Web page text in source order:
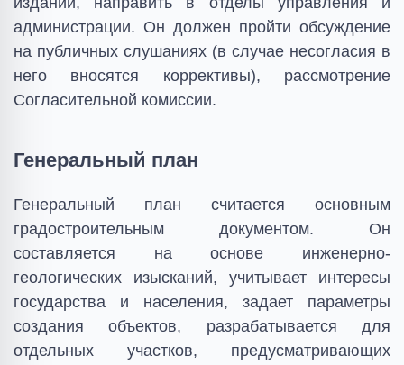
администрации. Он должен пройти обсуждение
на публичных слушаниях (в случае несогласия в
него вносятся коррективы), рассмотрение
Согласительной комиссии.
Генеральный план
Генеральный план считается основным
градостроительным документом. Он
составляется на основе инженерно-
геологических изысканий, учитывает интересы
государства и населения, задает параметры
создания объектов, разрабатывается для
отдельных участков, предусматривающих